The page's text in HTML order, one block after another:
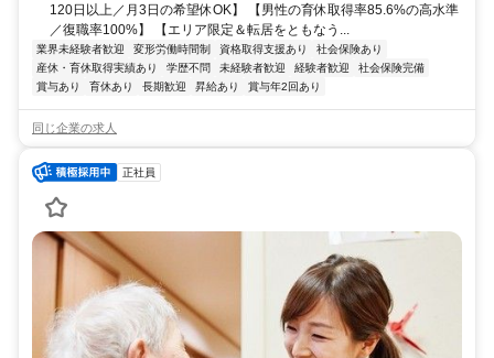
120日以上／月3日の希望休OK】 【男性の育休取得率85.6%の高水準
／復職率100%】 【エリア限定＆転居をともなう...
業界未経験者歓迎 変形労働時間制 資格取得支援あり
社会保険あり
産休・育休取得実績あり
学歴不問 未経験者歓迎 経験者歓迎
社会保険完備
賞与あり
育休あり 長期歓迎 昇給あり 賞与年2回あり
同じ企業の求人
正社員